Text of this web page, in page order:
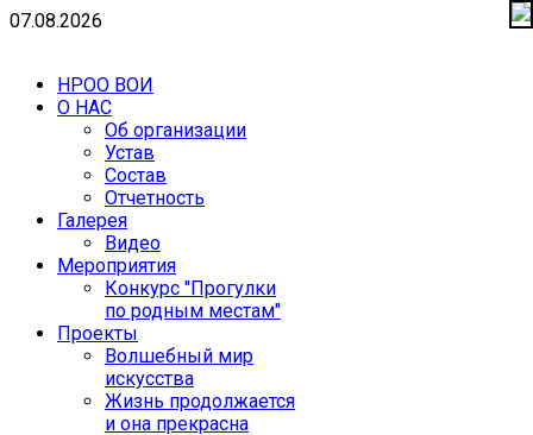
07.08.2026
НРОО ВОИ
О НАС
Об организации
Устав
Состав
Отчетность
Галерея
Видео
Мероприятия
Конкурс "Прогулки
по родным местам"
Проекты
Волшебный мир
искусства
Жизнь продолжается
и она прекрасна